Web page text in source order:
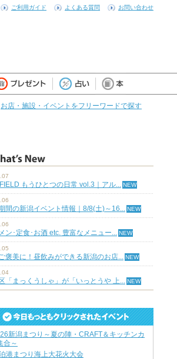
ご利用ガイド よくある質問 お問い合わせ
お店・施設・イベントをフリーワードで探す
もうひとつの日常 vol.3｜アル...
間の新潟イベント情報｜8/8(土)～16...
ン･定食･お酒 etc. 豊富なメニュー...
褒美に！昼飲みができる新潟のお店...
「まっくうしゃ」が「いっとうや 上...
新潟まつり～夏の陣・CRAFT＆キッチンカ
合～
港まつり海上大花火大会